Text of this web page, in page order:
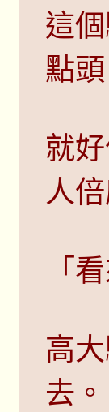
這
點頭
就
人
「
高
去。